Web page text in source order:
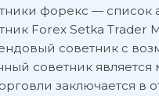
форекс — список
Forex Setka Trader
советник с
советник
заключается